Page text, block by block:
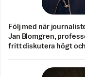
Följ med när
Jan Blomgren,
fritt diskutera högt